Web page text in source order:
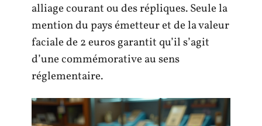
alliage courant ou des répliques. Seule la
mention du pays émetteur et de la valeur
faciale de 2 euros garantit qu’il s’agit
d’une commémorative au sens
réglementaire.